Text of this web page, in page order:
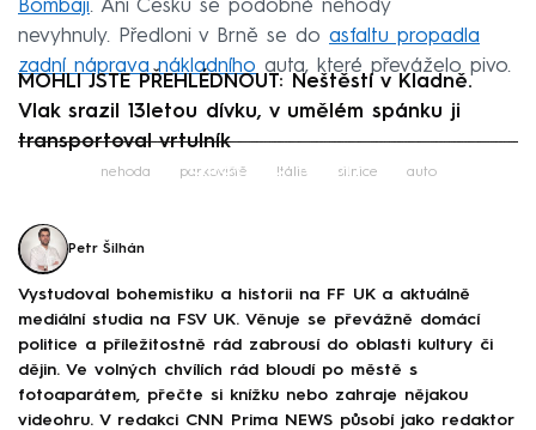
Bombaji. Ani Česku se podobné nehody
nevyhnuly. Předloni v Brně se do asfaltu propadla
zadní náprava nákladního auta, které převáželo pivo.
MOHLI JSTE PŘEHLÉDNOUT: Neštěstí v Kladně.
Vlak srazil 13letou dívku, v umělém spánku ji
transportoval vrtulník
Failed to fetch
nehoda parkoviště Itálie silnice auto
Petr Šilhán
Vystudoval bohemistiku a historii na FF UK a aktuálně
mediální studia na FSV UK. Věnuje se převážně domácí
politice a příležitostně rád zabrousí do oblasti kultury či
dějin. Ve volných chvílích rád bloudí po městě s
fotoaparátem, přečte si knížku nebo zahraje nějakou
videohru. V redakci CNN Prima NEWS působí jako redaktor